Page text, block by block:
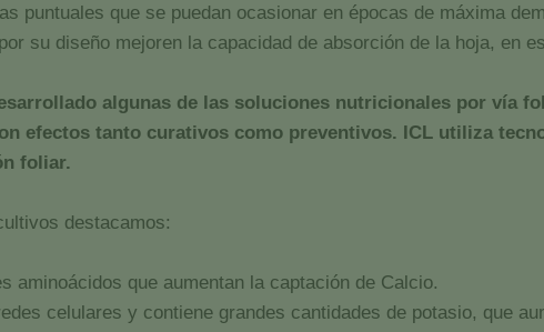
puntuales que se puedan ocasionar en épocas de máxima
su diseño mejoren la capacidad de absorción de la hoja, en
algunas de las soluciones nutricionales por vía
efectos tanto curativos como preventivos. ICL utiliza
foliar.
destacamos:
aminoácidos que aumentan la captación de Calcio.
celulares y contiene grandes cantidades de potasio, que